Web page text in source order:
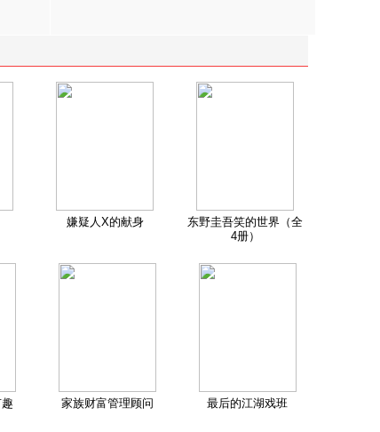
嫌疑人X的献身
东野圭吾笑的世界（全
4册）
家族财富管理顾问 最后的江湖戏班